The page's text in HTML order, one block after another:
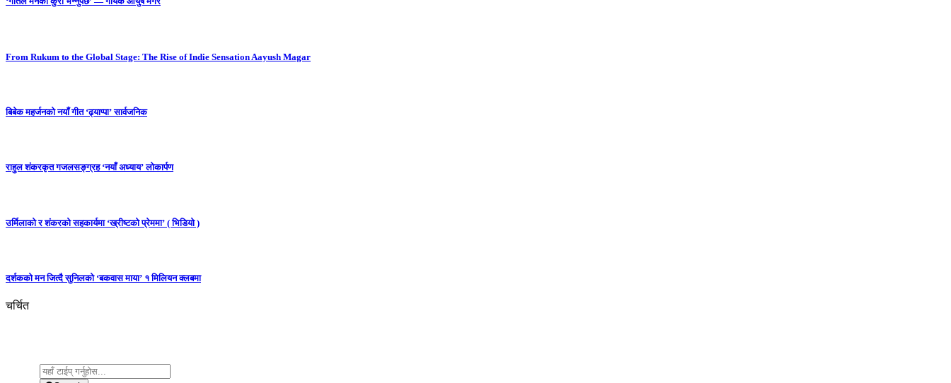
From Rukum to the Global Stage: The Rise of Indie Sensation Aayush Magar
बिबेक महर्जनको नयाँ गीत ‘ढ्याप्पा’ सार्वजनिक
राहुल शंकरकृत गजलसङ्ग्रह ‘नयाँ अध्याय’ लोकार्पण
उर्मिलाको र शंकरको सहकार्यमा ‘ख्रीष्टको प्रेममा’ ( भिडियो )
दर्शकको मन जित्दै सुनिलको ‘बकवास माया’ १ मिलियन क्लबमा
चर्चित